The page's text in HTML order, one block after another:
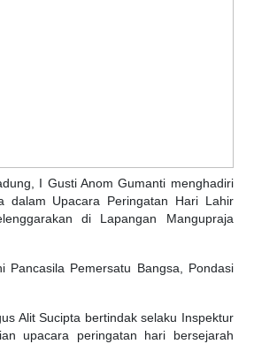
I Gusti Anom Gumanti menghadiri
dalam Upacara Peringatan Hari Lahir
di Lapangan Mangupraja
Pancasila Pemersatu Bangsa, Pondasi
Alit Sucipta bertindak selaku Inspektur
upacara peringatan hari bersejarah